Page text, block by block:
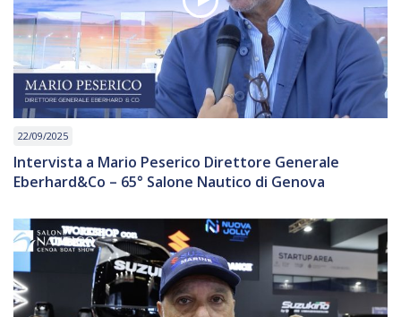
22/09/2025
Intervista a Mario Peserico Direttore Generale
Eberhard&Co – 65° Salone Nautico di Genova